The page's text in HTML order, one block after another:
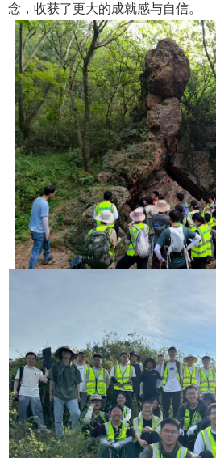
念，收获了更大的成就感与自信。